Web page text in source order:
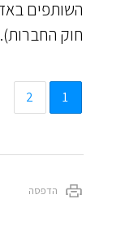
חוק החברות).
1
2
הדפסה